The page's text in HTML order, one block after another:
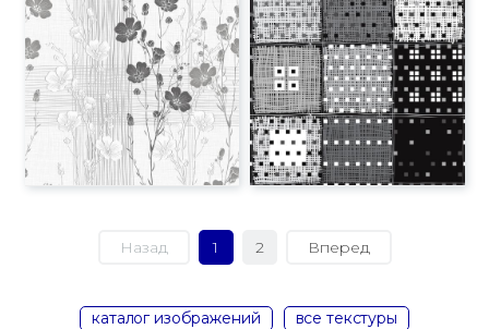
Назад 1 2 Вперед
каталог изображений все текстуры